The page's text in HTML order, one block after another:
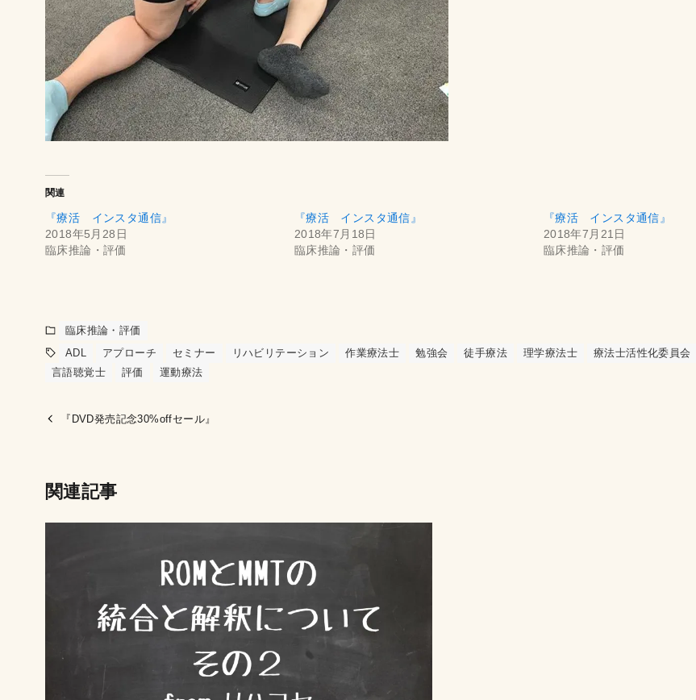
関連
『療活 インスタ通信』
2018年5月28日
臨床推論・評価
『療活 インスタ通信』
2018年7月18日
臨床推論・評価
『療活 インスタ通信』
2018年7月21日
臨床推論・評価
臨床推論・評価
ADL
アプローチ セミナー リハビリテーション 作業療法士 勉強会 徒手療法 理学療法士 療法士活性化委員会
言語聴覚士
評価 運動療法
『DVD発売記念30%offセール』
関連記事